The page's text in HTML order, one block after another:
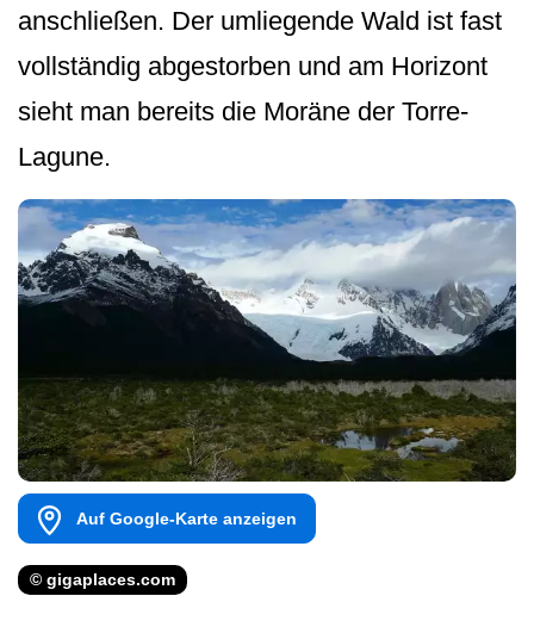
anschließen. Der umliegende Wald ist fast
vollständig abgestorben und am Horizont
sieht man bereits die Moräne der Torre-
Lagune.
Auf Google-Karte anzeigen
© gigaplaces.com